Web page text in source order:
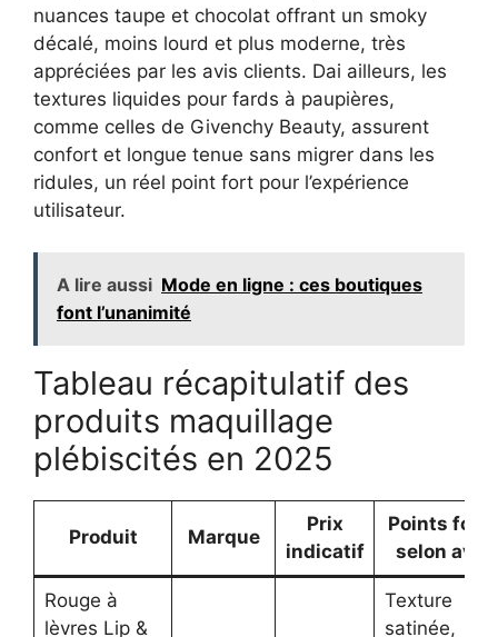
nuances taupe et chocolat offrant un smoky
décalé, moins lourd et plus moderne, très
appréciées par les avis clients. Dai ailleurs, les
textures liquides pour fards à paupières,
comme celles de Givenchy Beauty, assurent
confort et longue tenue sans migrer dans les
ridules, un réel point fort pour l’expérience
utilisateur.
A lire aussi Mode en ligne : ces boutiques
font l’unanimité
Tableau récapitulatif des
produits maquillage
plébiscités en 2025
Produit Marque
Prix
indicatif
Points forts
selon avis
Rouge à
lèvres Lip &
Texture
satinée,